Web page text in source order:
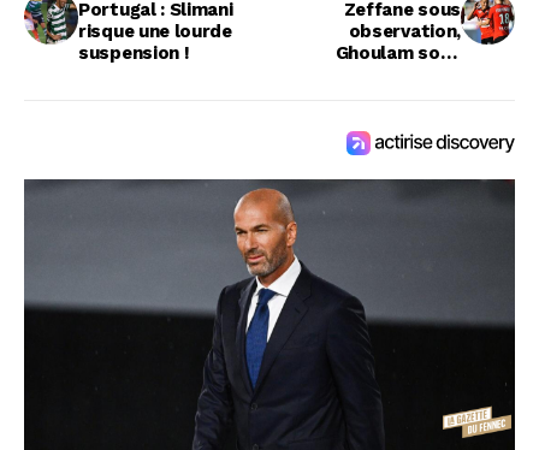
Portugal : Slimani
risque une lourde
suspension !
Zeffane sous
observation,
Ghoulam sous